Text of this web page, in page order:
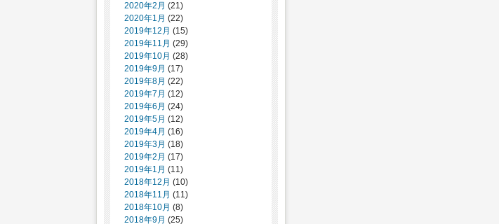
2020年2月 (21)
2020年1月 (22)
2019年12月 (15)
2019年11月 (29)
2019年10月 (28)
2019年9月 (17)
2019年8月 (22)
2019年7月 (12)
2019年6月 (24)
2019年5月 (12)
2019年4月 (16)
2019年3月 (18)
2019年2月 (17)
2019年1月 (11)
2018年12月 (10)
2018年11月 (11)
2018年10月 (8)
2018年9月 (25)